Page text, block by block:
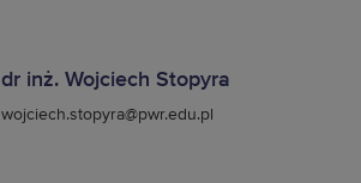
dr inż. Wojciech Stopyra
wojciech.stopyra@pwr.edu.pl